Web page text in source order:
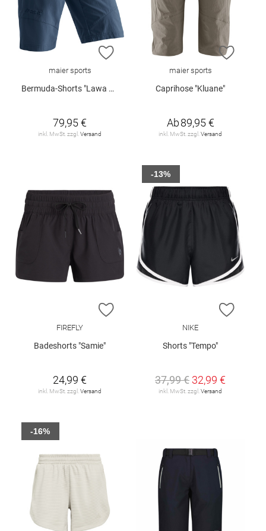
ZUR WUNSCHLISTE HINZUFÜGEN
maier sports
Bermuda-Shorts "Lawa Da-Bermuda"
79,95 €
inkl. MwSt. zzgl. Versand
ZUR
maier sports
Caprihose "Kluane"
Ab89,95 €
inkl. MwSt. zzgl. Versand
ZUR WUNSCHLISTE HINZUFÜGEN
FIREFLY
Badeshorts "Samie"
24,99 €
inkl. MwSt. zzgl. Versand
ZUR
NIKE
Shorts "Tempo"
37,99 € 32,99 €
inkl. MwSt. zzgl. Versand
-13%
-16%